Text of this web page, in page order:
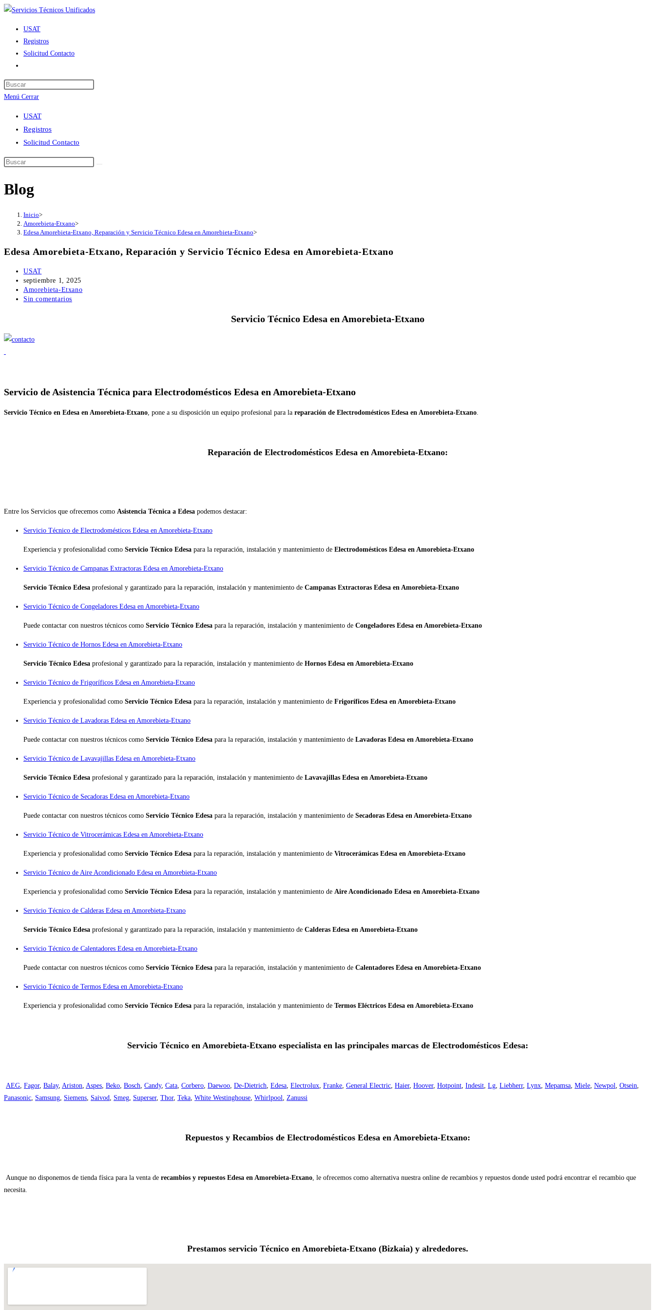
Ir
contenido
USAT
Registros
Solicitud Contacto
de
la
web
Menú Cerrar
USAT
Registros
Solicitud Contacto
Blog
Inicio>
Amorebieta-Etxano>
Edesa Amorebieta-Etxano, Reparación y Servicio Técnico Edesa en Amorebieta-Etxano>
Edesa Amorebieta-Etxano, Reparación y Servicio Técnico Edesa en Amorebieta-Etxano
Autor
de
la
entrada:
USAT
Publicación
de
la
septiembre 1, 2025
Categoría
de
Amorebieta-Etxano
Comentarios
Sin comentarios
Servicio Técnico Edesa en Amorebieta-Etxano
Servicio de Asistencia Técnica para Electrodomésticos Edesa en Amorebieta-Etxano
Servicio Técnico en Edesa en Amorebieta-Etxano, pone a su disposición un equipo profesional para la reparación de Electrodomésticos Edesa en Amorebieta-Etxano.
Reparación de Electrodomésticos Edesa en Amorebieta-Etxano:
Entre los Servicios que ofrecemos como Asistencia Técnica a Edesa podemos destacar:
Servicio Técnico de Electrodomésticos Edesa en Amorebieta-Etxano
Experiencia y profesionalidad como Servicio Técnico Edesa para la reparación, instalación y mantenimiento de Electrodomésticos Edesa en Amorebieta-Etxano
Servicio Técnico de Campanas Extractoras Edesa en Amorebieta-Etxano
Servicio Técnico Edesa profesional y garantizado para la reparación, instalación y mantenimiento de Campanas Extractoras Edesa en Amorebieta-Etxano
Servicio Técnico de Congeladores Edesa en Amorebieta-Etxano
Puede contactar con nuestros técnicos como Servicio Técnico Edesa para la reparación, instalación y mantenimiento de Congeladores Edesa en Amorebieta-Etxano
Servicio Técnico de Hornos Edesa en Amorebieta-Etxano
Servicio Técnico Edesa profesional y garantizado para la reparación, instalación y mantenimiento de Hornos Edesa en Amorebieta-Etxano
Servicio Técnico de Frigoríficos Edesa en Amorebieta-Etxano
Experiencia y profesionalidad como Servicio Técnico Edesa para la reparación, instalación y mantenimiento de Frigoríficos Edesa en Amorebieta-Etxano
Servicio Técnico de Lavadoras Edesa en Amorebieta-Etxano
Puede contactar con nuestros técnicos como Servicio Técnico Edesa para la reparación, instalación y mantenimiento de Lavadoras Edesa en Amorebieta-Etxano
Servicio Técnico de Lavavajillas Edesa en Amorebieta-Etxano
Servicio Técnico Edesa profesional y garantizado para la reparación, instalación y mantenimiento de Lavavajillas Edesa en Amorebieta-Etxano
Servicio Técnico de Secadoras Edesa en Amorebieta-Etxano
Puede contactar con nuestros técnicos como Servicio Técnico Edesa para la reparación, instalación y mantenimiento de Secadoras Edesa en Amorebieta-Etxano
Servicio Técnico de Vitrocerámicas Edesa en Amorebieta-Etxano
Experiencia y profesionalidad como Servicio Técnico Edesa para la reparación, instalación y mantenimiento de Vitrocerámicas Edesa en Amorebieta-Etxano
Servicio Técnico de Aire Acondicionado Edesa en Amorebieta-Etxano
Experiencia y profesionalidad como Servicio Técnico Edesa para la reparación, instalación y mantenimiento de Aire Acondicionado Edesa en Amorebieta-Etxano
Servicio Técnico de Calderas Edesa en Amorebieta-Etxano
Servicio Técnico Edesa profesional y garantizado para la reparación, instalación y mantenimiento de Calderas Edesa en Amorebieta-Etxano
Servicio Técnico de Calentadores Edesa en Amorebieta-Etxano
Puede contactar con nuestros técnicos como Servicio Técnico Edesa para la reparación, instalación y mantenimiento de Calentadores Edesa en Amorebieta-Etxano
Servicio Técnico de Termos Edesa en Amorebieta-Etxano
Experiencia y profesionalidad como Servicio Técnico Edesa para la reparación, instalación y mantenimiento de Termos Eléctricos Edesa en Amorebieta-Etxano
Servicio Técnico en Amorebieta-Etxano especialista en las principales marcas de Electrodomésticos Edesa:
AEG, Fagor, Balay, Ariston, Aspes, Beko, Bosch, Candy, Cata, Corbero, Daewoo, De-Dietrich, Edesa, Electrolux, Franke, General Electric, Haier, Hoover, Hotpoint, Indesit, Lg, Liebherr, Lynx, Mepamsa, Miele, Newpol, Otsein,
Panasonic, Samsung, Siemens, Saivod, Smeg, Superser, Thor, Teka, White Westinghouse, Whirlpool, Zanussi
Repuestos y Recambios de Electrodomésticos Edesa en Amorebieta-Etxano:
Aunque no disponemos de tienda física para la venta de recambios y repuestos Edesa en Amorebieta-Etxano, le ofrecemos como alternativa nuestra online de recambios y repuestos donde usted podrá encontrar el recambio que
necesita.
Prestamos servicio Técnico en Amorebieta-Etxano (Bizkaia) y alrededores.